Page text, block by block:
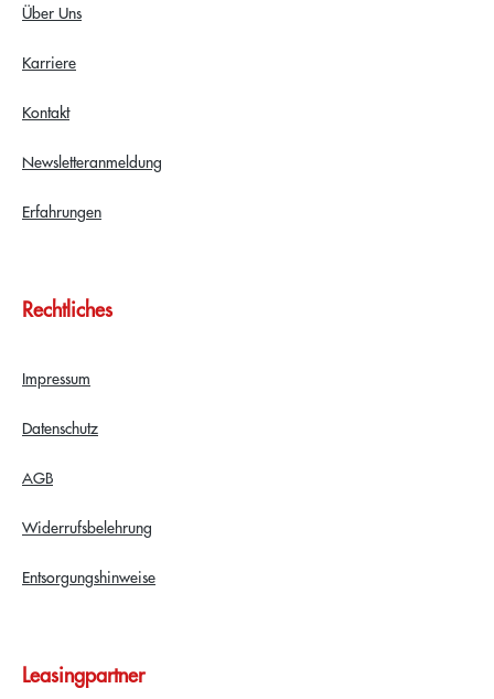
Über Uns
Karriere
Kontakt
Newsletteranmeldung
Erfahrungen
Rechtliches
Impressum
Datenschutz
AGB
Widerrufsbelehrung
Entsorgungshinweise
Leasingpartner